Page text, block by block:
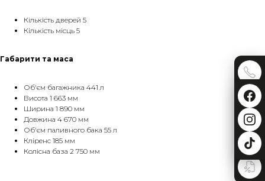
Кількість дверей 5
Кількість місць 5
Габарити та маса
Об'єм багажника 441 л
Висота 1 663 мм
Ширина 1 890 мм
Довжина 4 670 мм
Об'єм паливного бака 55 л
Кліренс 185 мм
Колісна база 2 750 мм